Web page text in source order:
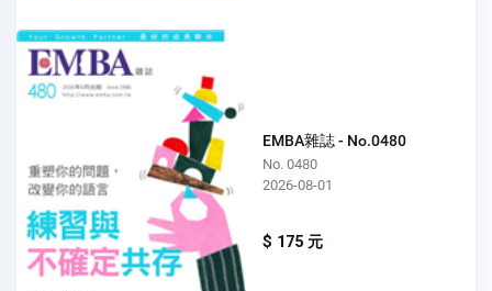
EMBA雜誌 - No.0480
No. 0480
2026-08-01
$ 175 元